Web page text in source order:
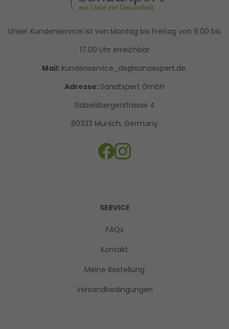
Unser Kundenservice ist von Montag bis Freitag von 9.00 bis
17.00 Uhr erreichbar
Mail: kundenservice_de@sanaexpert.de.
Adresse: SanaExpert GmbH
Gabelsbergerstrasse 4
80333 Munich, Germany
SERVICE
FAQs
Kontakt
Meine Bestellung
Versandbedingungen